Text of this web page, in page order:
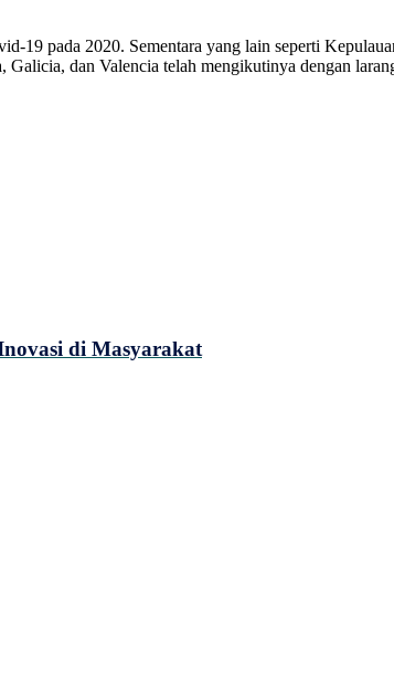
19 pada 2020. Sementara yang lain seperti
dan Valencia telah mengikutinya dengan
di Masyarakat